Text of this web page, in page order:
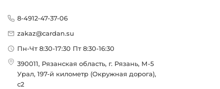
8-4912-47-37-06
zakaz@cardan.su
Пн-Чт 8:30-17:30 Пт 8:30-16:30
390011, Рязанская область, г. Рязань, М-5
Урал, 197-й километр (Окружная дорога),
с2